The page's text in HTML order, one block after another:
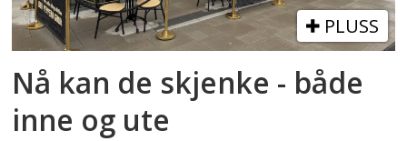
PLUSS
Nå kan de skjenke - både
inne og ute